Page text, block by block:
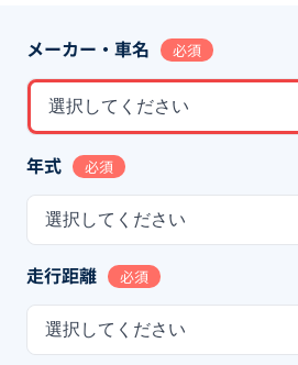
メーカー・車名 必須
選択してください
年式 必須
選択してください
走行距離 必須
選択してください